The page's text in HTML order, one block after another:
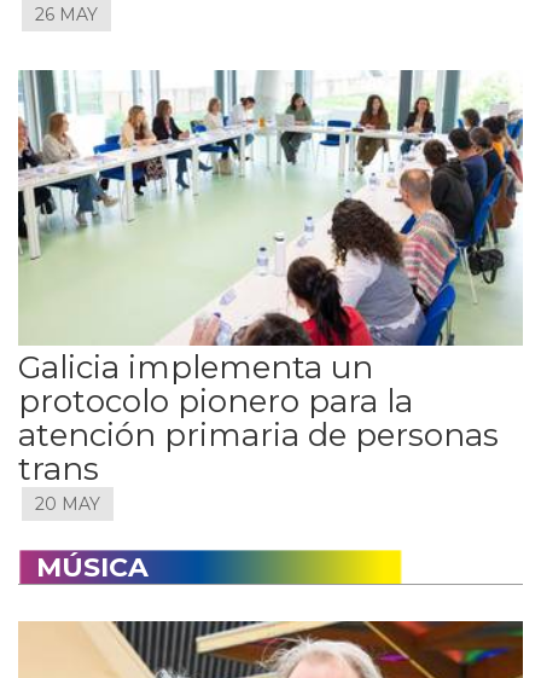
26 MAY
Galicia implementa un
protocolo pionero para la
atención primaria de personas
trans
20 MAY
MÚSICA